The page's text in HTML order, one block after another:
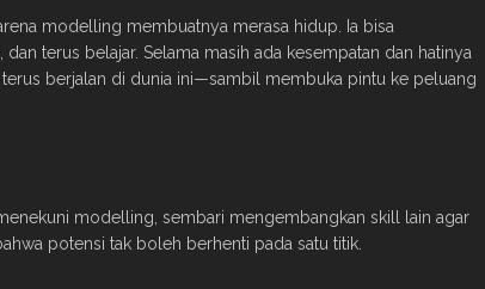
modelling membuatnya merasa hidup. Ia bisa
terus belajar. Selama masih ada kesempatan dan hatinya
berjalan di dunia ini—sambil membuka pintu ke peluang
modelling, sembari mengembangkan skill lain agar
potensi tak boleh berhenti pada satu titik.